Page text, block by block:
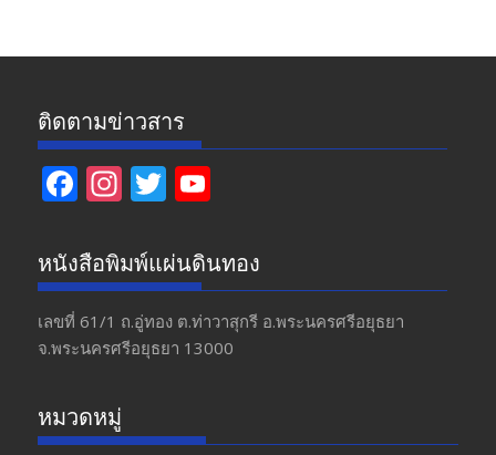
ติดตามข่าวสาร
F
e
b
o
o
In
a
gr
a
m
T
itt
er
u
T
u
b
หนังสือพิมพ์แผ่นดินทอง
เลขที่ 61/1 ถ.อู่ทอง​ ต.​ท่าวาสุกรี​ อ.พระนครศรีอยุธยา​
จ.พระนครศรีอยุธยา 13000
หมวดหมู่